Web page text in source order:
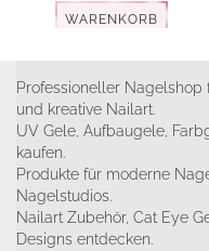
WARENKORB
Professioneller Nagelshop
und kreative Nailart.
UV Gele, Aufbaugele,
kaufen.
Produkte für moderne
Nagelstudios.
Nailart Zubehör, Cat Eye
Designs entdecken.